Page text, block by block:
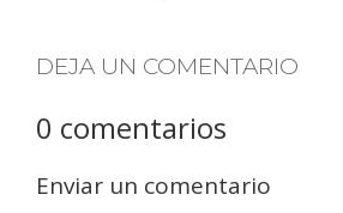
DEJA UN COMENTARIO
0 comentarios
Enviar un comentario